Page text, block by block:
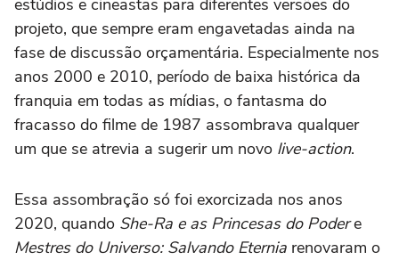
estúdios e cineastas para diferentes versões do
projeto, que sempre eram engavetadas ainda na
fase de discussão orçamentária. Especialmente nos
anos 2000 e 2010, período de baixa histórica da
franquia em todas as mídias, o fantasma do
fracasso do filme de 1987 assombrava qualquer
um que se atrevia a sugerir um novo live-action.
Essa assombração só foi exorcizada nos anos
2020, quando She-Ra e as Princesas do Podere
Mestres do Universo: Salvando Eternia renovaram o